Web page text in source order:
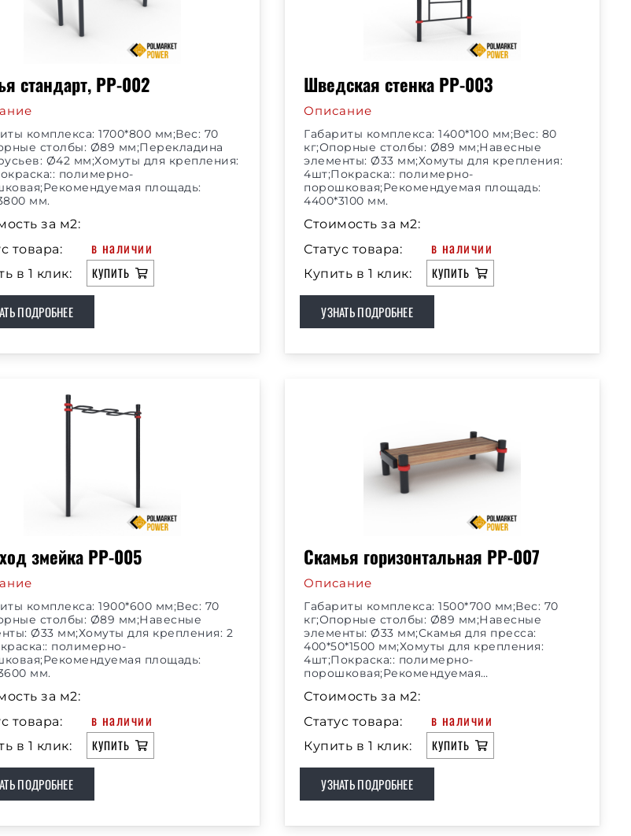
стандарт, РР-002
комплекса: 1700*800 мм;Вес: 70
столбы: Ø89 мм;Перекладина
Ø42 мм;Хомуты для крепления:
полимерно-
площадь:
мм.
за м2:
товара:
в наличии
в 1 клик: КУПИТЬ
ПОДРОБНЕЕ
Шведская стенка РР-003
Описание
Габариты комплекса: 1400*100 мм;Вес: 80
кг;Опорные столбы: Ø89 мм;Навесные
элементы: Ø33 мм;Хомуты для крепления:
4шт;Покраска:: полимерно-
порошковая;Рекомендуемая площадь:
4400*3100 мм.
Стоимость за м2:
Статус товара:
в наличии
Купить в 1 клик: КУПИТЬ
УЗНАТЬ ПОДРОБНЕЕ
змейка РР-005
комплекса: 1900*600 мм;Вес: 70
столбы: Ø89 мм;Навесные
Ø33 мм;Хомуты для крепления: 2
полимерно-
площадь:
мм.
за м2:
товара:
в наличии
в 1 клик: КУПИТЬ
ПОДРОБНЕЕ
Скамья горизонтальная РР-007
Описание
Габариты комплекса: 1500*700 мм;Вес: 70
кг;Опорные столбы: Ø89 мм;Навесные
элементы: Ø33 мм;Скамья для пресса:
400*50*1500 мм;Хомуты для крепления:
4шт;Покраска:: полимерно-
порошковая;Рекомендуемая…
Стоимость за м2:
Статус товара:
в наличии
Купить в 1 клик: КУПИТЬ
УЗНАТЬ ПОДРОБНЕЕ